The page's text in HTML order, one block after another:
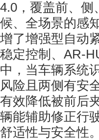
4.0，覆盖前、侧
候、全场景的感
增了增强型自动
稳定控制、AR-
中，当车辆系统
风险且两侧有安
有效降低被前后
辆能辅助修正行
舒适性与安全性。